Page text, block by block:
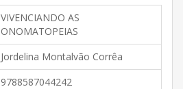
VIVENCIANDO AS
ONOMATOPEIAS
Jordelina Montalvão Corrêa
9788587044242